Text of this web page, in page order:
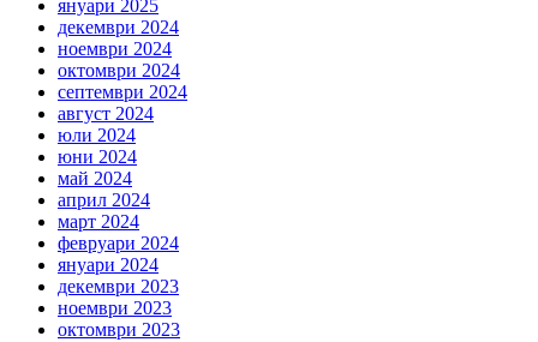
януари 2025
декември 2024
ноември 2024
октомври 2024
септември 2024
август 2024
юли 2024
юни 2024
май 2024
април 2024
март 2024
февруари 2024
януари 2024
декември 2023
ноември 2023
октомври 2023